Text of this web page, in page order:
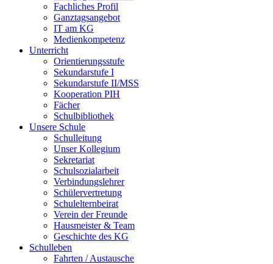
Fachliches Profil
Ganztagsangebot
IT am KG
Medienkompetenz
Unterricht
Orientierungsstufe
Sekundarstufe I
Sekundarstufe II/MSS
Kooperation PIH
Fächer
Schulbibliothek
Unsere Schule
Schulleitung
Unser Kollegium
Sekretariat
Schulsozialarbeit
Verbindungslehrer
Schülervertretung
Schulelternbeirat
Verein der Freunde
Hausmeister & Team
Geschichte des KG
Schulleben
Fahrten / Austausche